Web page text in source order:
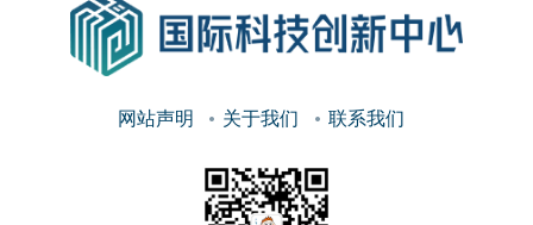
网站声明 关于我们 联系我们